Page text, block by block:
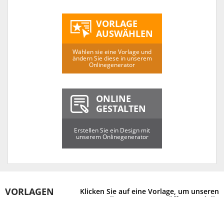
VORLAGE
AUSWÄHLEN
Wählen sie eine Vorlage und
ändern Sie diese in unserem
Onlinegenerator
ONLINE
GESTALTEN
Erstellen Sie ein Design mit
unserem Onlinegenerator
VORLAGEN
Klicken Sie auf eine Vorlage, um unseren